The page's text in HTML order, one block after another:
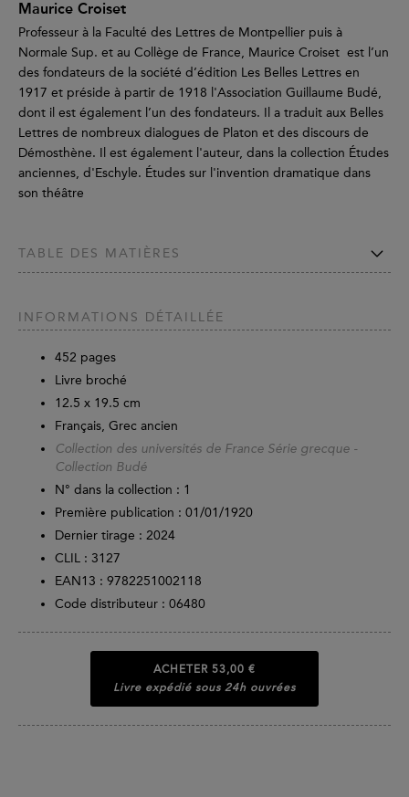
Maurice Croiset
Professeur à la Faculté des Lettres de Montpellier puis à
Normale Sup. et au Collège de France, Maurice Croiset est l’un
des fondateurs de la société d’édition Les Belles Lettres en
1917 et préside à partir de 1918 l'Association Guillaume Budé,
dont il est également l’un des fondateurs. Il a traduit aux Belles
Lettres de nombreux dialogues de Platon et des discours de
Démosthène. Il est également l'auteur, dans la collection Études
anciennes, d'Eschyle. Études sur l'invention dramatique dans
son théâtre
TABLE DES MATIÈRES
INFORMATIONS DÉTAILLÉE
452 pages
Livre broché
12.5 x 19.5 cm
Français, Grec ancien
Collection des universités de France Série grecque -
Collection Budé
N° dans la collection : 1
Première publication : 01/01/1920
Dernier tirage : 2024
CLIL : 3127
EAN13 : 9782251002118
Code distributeur : 06480
ACHETER 53,00 €
Livre expédié sous 24h ouvrées